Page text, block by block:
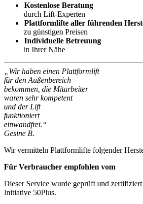
Kostenlose Beratung
durch Lift-Experten
Plattformlifte aller führenden
zu günstigen Preisen
Individuelle Betreuung
in Ihrer Nähe
„Wir haben einen Plattformlift
für den Außenbereich
bekommen, die Mitarbeiter
waren sehr kompetent
und der Lift
funktioniert
einwandfrei.“
Gesine B.
Wir vermitteln Plattformlifte folgender
Für Verbraucher empfohlen vom
Dieser Service wurde geprüft und
Initiative 50Plus.